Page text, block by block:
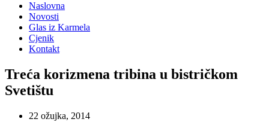
Naslovna
Novosti
Glas iz Karmela
Cjenik
Kontakt
Treća korizmena tribina u bistričkom
Svetištu
22 ožujka, 2014